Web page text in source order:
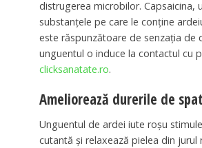
distrugerea microbilor. Capsaicina,
substanţele pe care le conţine
este răspunzătoare de senzaţia de
unguentul o induce la contactul cu
clicksanatate.ro.
Ameliorează durerile de
Unguentul de ardei iute roşu
cutantă şi relaxează pielea din jurul